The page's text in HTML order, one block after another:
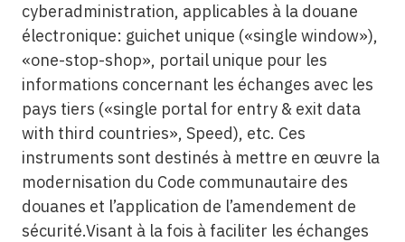
cyberadministration, applicables à la douane
électronique: guichet unique («single window»),
«one-stop-shop», portail unique pour les
informations concernant les échanges avec les
pays tiers («single portal for entry & exit data
with third countries», Speed), etc. Ces
instruments sont destinés à mettre en œuvre la
modernisation du Code communautaire des
douanes et l’application de l’amendement de
sécurité.Visant à la fois à faciliter les échanges